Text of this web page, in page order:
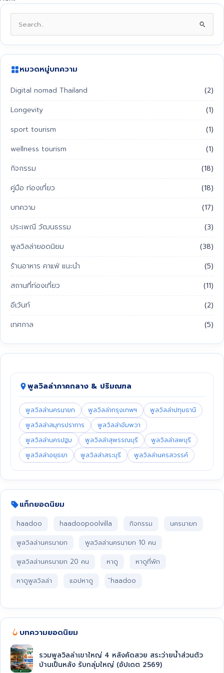
Search
for:
หมวดหมู่บทความ
Digital nomad Thailand
(2)
Longevity
(1)
sport tourism
(1)
wellness tourism
(1)
กิจกรรม
(18)
คู่มือ ท่องเที่ยว
(18)
บทความ
(17)
ประเพณี วัฒนธรรม
(3)
พูลวิลล่ายอดนิยม
(38)
ร้านอาหาร คาแฟ่ แนะนำ
(5)
สถานที่ท่องเที่ยว
(11)
อีเว้นท์
(2)
เทศกาล
(5)
พูลวิลล่าภาคกลาง & ปริมณฑล
พูลวิลล่านครนายก พูลวิลล่ากรุงเทพฯ
พูลวิลล่าปทุมธานี
พูลวิลล่าสมุทรปราการ
พูลวิลล่าอัมพวา
พูลวิลล่านครปฐม
พูลวิลล่าสุพรรณบุรี
พูลวิลล่าลพบุรี
พูลวิลล่าอยุธยา
พูลวิลล่าสระบุรี พูลวิลล่านครสวรรค์
แท็กยอดนิยม
haadoo haadoopoolvilla กิจกรรม
นครนายก
พูลวิลล่านครนายก
พูลวิลล่านครนายก 10 คน
พูลวิลล่านครนายก 20 คน
หาดู
หาดูที่พัก
หาดูพูลวิลล่า
แอปหาดู ้haadoo
บทความยอดนิยม
รวมพูลวิลล่าเขาใหญ่ 4 หลังคัดสวย สระว่ายน้ำส่วนตัว
บ้านเป็นหลัง รับกลุ่มใหญ่ (อัปเดต 2569)